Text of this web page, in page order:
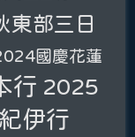
東部三日
國慶花蓮
行 2025
伊行